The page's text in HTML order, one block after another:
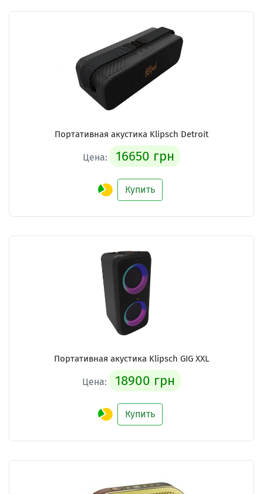
Портативная акустика Klipsch Detroit
Цена: 16650 грн
Купить
Портативная акустика Klipsch GIG XXL
Цена: 18900 грн
Купить